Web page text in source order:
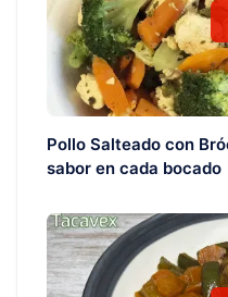
Pollo Salteado con
sabor en cada bocado